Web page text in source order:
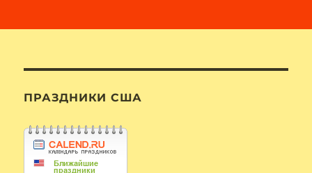
ПРАЗДНИКИ США